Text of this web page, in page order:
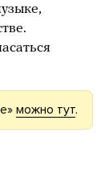
можно тут.